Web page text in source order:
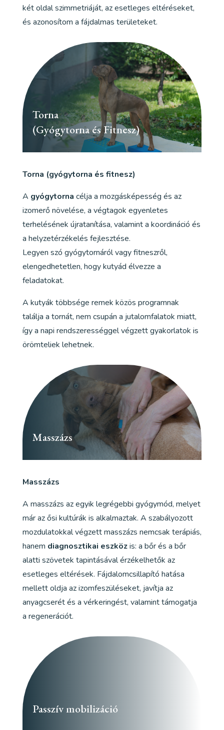
két oldal szimmetriáját, az esetleges eltéréseket,
és azonosítom a fájdalmas területeket.
Torna
(Gyógytorna és Fitnesz)
Torna (gyógytorna és fitnesz)
A gyógytorna célja a mozgásképesség és az
izomerő növelése, a végtagok egyenletes
terhelésének újratanítása, valamint a koordináció és
a helyzetérzékelés fejlesztése.
Legyen szó gyógytornáról vagy fitneszről,
elengedhetetlen, hogy kutyád élvezze a
feladatokat.
A kutyák többsége remek közös programnak
találja a tornát, nem csupán a jutalomfalatok miatt,
így a napi rendszerességgel végzett gyakorlatok is
örömteliek lehetnek.
Masszázs
Masszázs
A masszázs az egyik legrégebbi gyógymód, melyet
már az ősi kultúrák is alkalmaztak. A szabályozott
mozdulatokkal végzett masszázs nemcsak terápiás,
hanem diagnosztikai eszközis: a bőr és a bőr
alatti szövetek tapintásával érzékelhetők az
esetleges eltérések. Fájdalomcsillapító hatása
mellett oldja az izomfeszüléseket, javítja az
anyagcserét és a vérkeringést, valamint támogatja
a regenerációt.
Passzív mobilizáció